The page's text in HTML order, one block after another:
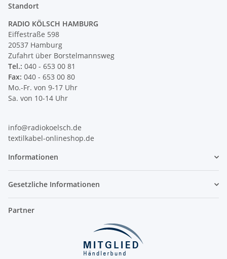
Standort
RADIO KÖLSCH HAMBURG
Eiffestraße 598
20537 Hamburg
Zufahrt über Borstelmannsweg
Tel.: 040 - 653 00 81
Fax: 040 - 653 00 80
Mo.-Fr. von 9-17 Uhr
Sa. von 10-14 Uhr
info@radiokoelsch.de
textilkabel-onlineshop.de
Informationen
Gesetzliche Informationen
Partner